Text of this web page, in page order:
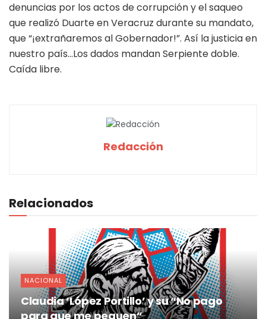
denuncias por los actos de corrupción y el saqueo
que realizó Duarte en Veracruz durante su mandato,
que “¡extrañaremos al Gobernador!”. Así la justicia en
nuestro país…Los dados mandan Serpiente doble.
Caída libre.
Redacción
Relacionados
NACIONAL
Claudia ‘López Portillo’ y su “No pago
para que me peguen”